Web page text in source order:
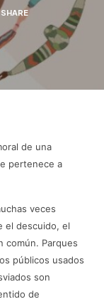
SHARE
de una
pertenece a
veces
el descuido, el
común. Parques
públicos usados
son
de